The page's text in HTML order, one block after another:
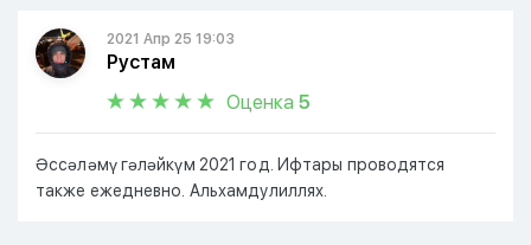
2021 Апр 25 19:03
Рустам
Оценка 5
Әссәләмү гәләйкүм 2021 год. Ифтары проводятся
также ежедневно. Альхамдулиллях.